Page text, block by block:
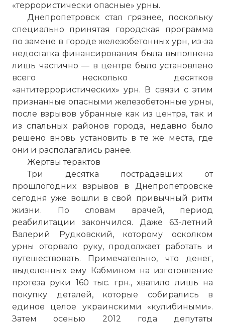
«террористически опасные» урны.
Днепропетровск стал грязнее, поскольку
специально принятая городская программа
по замене в городе железобетонных урн, из-за
недостатка финансирования была выполнена
лишь частично — в центре было установлено
всего несколько десятков
«антитеррористических» урн. В связи с этим
признанные опасными железобетонные урны,
после взрывов убранные как из центра, так и
из спальных районов города, недавно было
решено вновь установить в те же места, где
они и располагались ранее.
Жертвы терактов
Три десятка пострадавших от
прошлогодних взрывов в Днепропетровске
сегодня уже вошли в свой привычный ритм
жизни. По словам врачей, период
реабилитации закончился. Даже 63-летний
Валерий Рудковский, которому осколком
урны оторвало руку, продолжает работать и
путешествовать. Примечательно, что денег,
выделенных ему Кабмином на изготовление
протеза руки 160 тыс. грн., хватило лишь на
покупку деталей, которые собирались в
единое целое украинскими «кулибиными».
Затем осенью 2012 года депутаты